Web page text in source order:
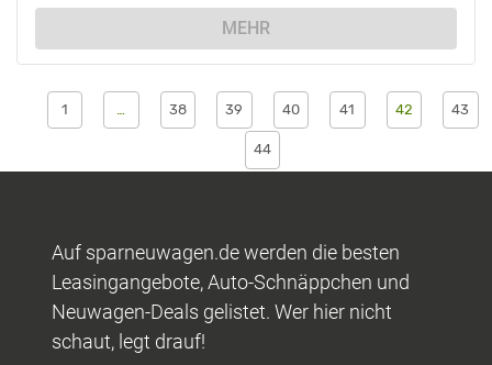
MEHR
1 38 39 40 41 42 43
44
Auf sparneuwagen.de werden die besten
Leasingangebote, Auto-Schnäppchen und
Neuwagen-Deals gelistet. Wer hier nicht
schaut, legt drauf!